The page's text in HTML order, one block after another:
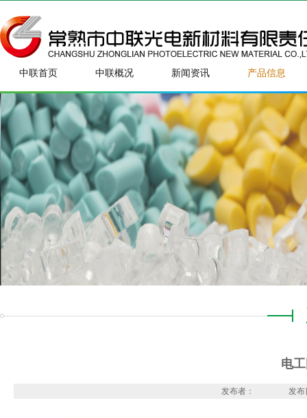
中联首页 中联概况 新闻资讯 产品信息
电
发布者： 发布